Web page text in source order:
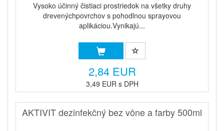
Vysoko účinný čistiaci prostriedok na všetky druhy
drevenýchpovrchov s pohodlnou sprayovou
aplikáciou.Vynikajú...
2,84 EUR
3,49 EUR s DPH
AKTIVIT dezinfekčný bez vône a farby 500ml